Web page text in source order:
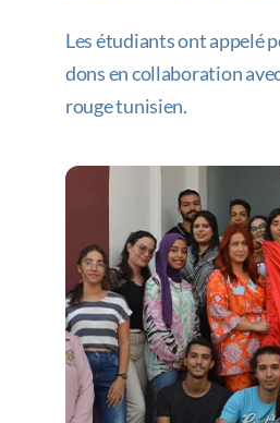
Les étudiants ont appelé
dons en collaboration
rouge tunisien.